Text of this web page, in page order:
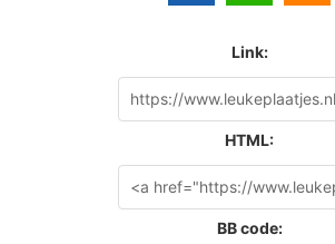
Link:
HTML:
BB code: